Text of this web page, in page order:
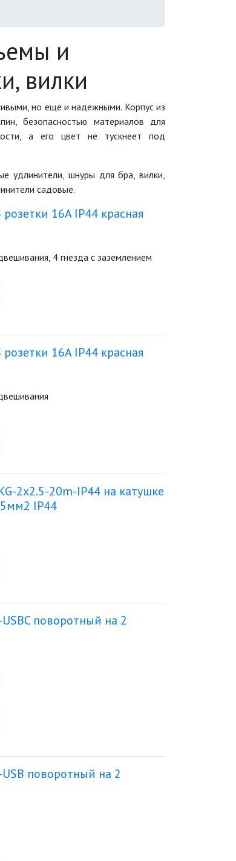
и
вилки
но еще и надежными. Корпус из
безопасностью материалов для
а его цвет не тускнеет под
удлинители, шнуры для бра, вилки,
садовые.
16A IP44 красная
4 гнезда с заземлением
16A IP44 красная
2x2.5-20m-IP44 на катушке
IP44
поворотный на 2
поворотный на 2